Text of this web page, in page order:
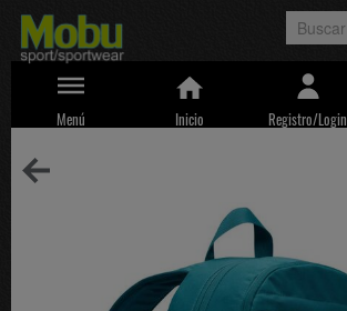
Menú Inicio Registro/Login